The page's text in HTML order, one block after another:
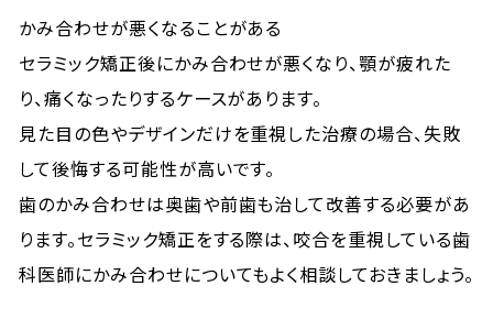
かみ合わせが悪くなることがある
セラミック矯正後にかみ合わせが悪くなり、顎が疲れた
り、痛くなったりするケースがあります。
見た目の色やデザインだけを重視した治療の場合、失敗
して後悔する可能性が高いです。
歯のかみ合わせは奥歯や前歯も治して改善する必要があ
ります。セラミック矯正をする際は、咬合を重視している歯
科医師にかみ合わせについてもよく相談しておきましょう。